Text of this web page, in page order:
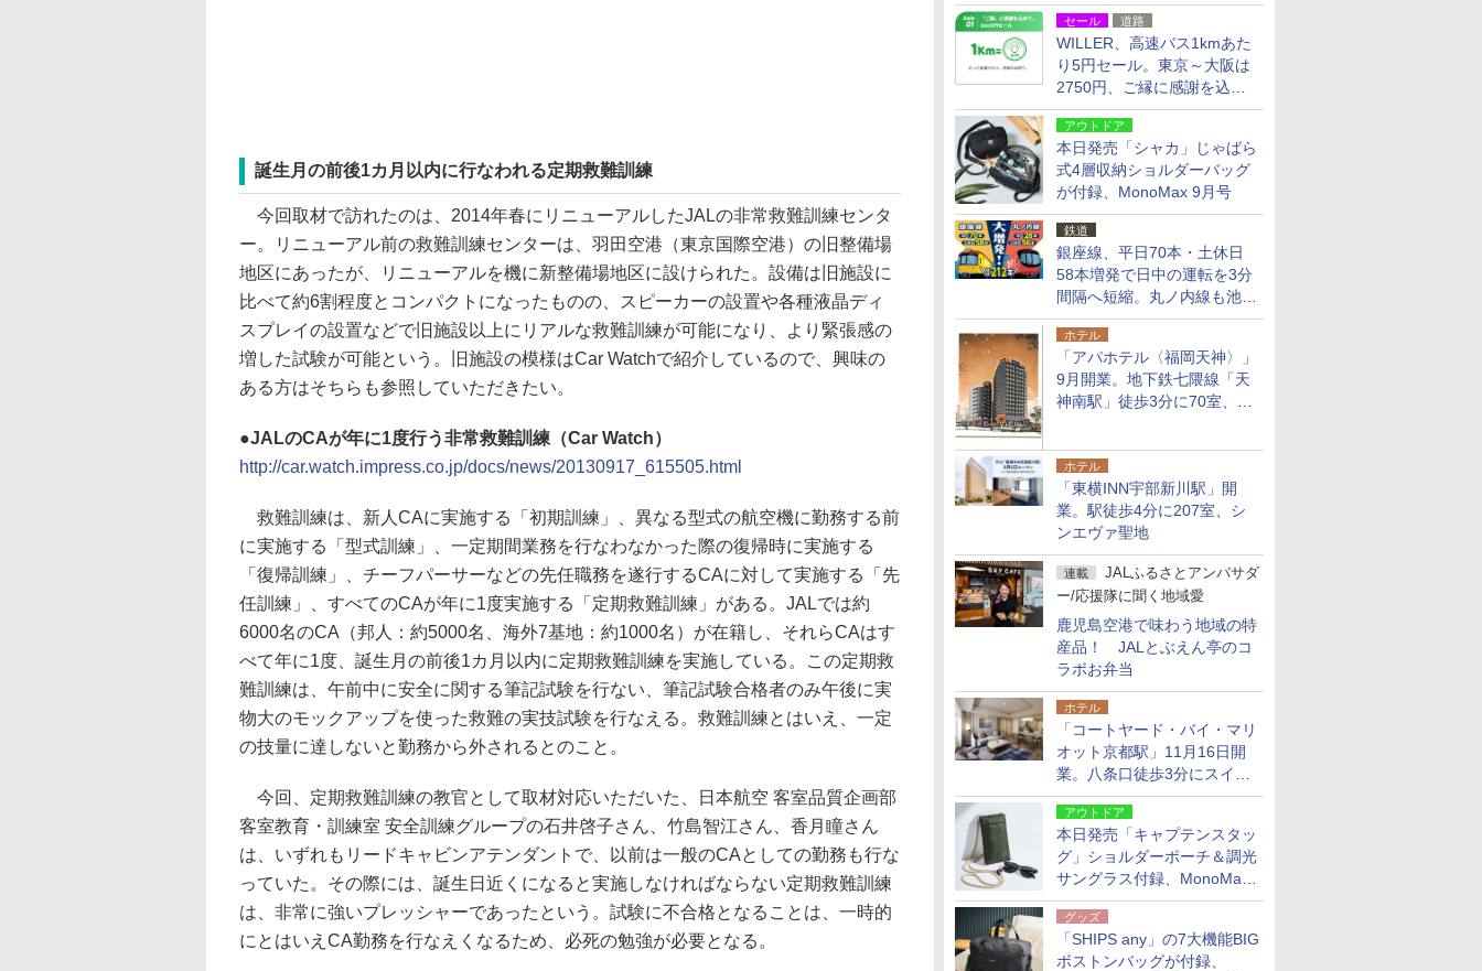
セール 道路
WILLER、高速バス1kmあた
り5円セール。東京～大阪は
2750円、ご縁に感謝を込め
た20周年記念キャンペーン
アウトドア
本日発売「シャカ」じゃばら
式4層収納ショルダーバッグ
が付録、MonoMax 9月号
鉄道
銀座線、平日70本・土休日
58本増発で日中の運転を3分
間隔へ短縮。丸ノ内線も池袋
～中野坂上を4分間隔に
ホテル
「アパホテル〈福岡天神〉」
9月開業。地下鉄七隈線「天
神南駅」徒歩3分に70室、エ
ホテル
「東横INN宇部新川駅」開
業。駅徒歩4分に207室、シ
ンエヴァ聖地
連載
JALふるさとアンバサダ
ー/応援隊に聞く地域愛
鹿児島空港で味わう地域の特
産品！ JALとぶえん亭のコ
ラボお弁当
ホテル
「コートヤード・バイ・マリ
オット京都駅」11月16日開
業。八条口徒歩3分にスイー
ト含む全270室、ダイニング
も併設
アウトドア
本日発売「キャプテンスタッ
グ」ショルダーポーチ＆調光
サングラス付録、MonoMax
9月号増刊
グッズ
「SHIPS any」の7大機能BIG
ボストンバッグが付録、
誕生月の前後1カ月以内に行なわれる定期救難訓練
今回取材で訪れたのは、2014年春にリニューアルしたJALの非常救難訓練センタ
ー。リニューアル前の救難訓練センターは、羽田空港（東京国際空港）の旧整備場
地区にあったが、リニューアルを機に新整備場地区に設けられた。設備は旧施設に
比べて約6割程度とコンパクトになったものの、スピーカーの設置や各種液晶ディ
スプレイの設置などで旧施設以上にリアルな救難訓練が可能になり、より緊張感の
増した試験が可能という。旧施設の模様はCar Watchで紹介しているので、興味の
ある方はそちらも参照していただきたい。
JALのCAが年に1度行う非常救難訓練（Car Watch）
http://car.watch.impress.co.jp/docs/news/20130917_615505.html
救難訓練は、新人CAに実施する「初期訓練」、異なる型式の航空機に勤務する前
に実施する「型式訓練」、一定期間業務を行なわなかった際の復帰時に実施する
「復帰訓練」、チーフパーサーなどの先任職務を遂行するCAに対して実施する「先
任訓練」、すべてのCAが年に1度実施する「定期救難訓練」がある。JALでは約
6000名のCA（邦人：約5000名、海外7基地：約1000名）が在籍し、それらCAはす
べて年に1度、誕生月の前後1カ月以内に定期救難訓練を実施している。この定期救
難訓練は、午前中に安全に関する筆記試験を行ない、筆記試験合格者のみ午後に実
物大のモックアップを使った救難の実技試験を行なえる。救難訓練とはいえ、一定
の技量に達しないと勤務から外されるとのこと。
今回、定期救難訓練の教官として取材対応いただいた、日本航空 客室品質企画部
客室教育・訓練室 安全訓練グループの石井啓子さん、竹島智江さん、香月瞳さん
は、いずれもリードキャビンアテンダントで、以前は一般のCAとしての勤務も行な
っていた。その際には、誕生日近くになると実施しなければならない定期救難訓練
は、非常に強いプレッシャーであったという。試験に不合格となることは、一時的
にとはいえCA勤務を行なえくなるため、必死の勉強が必要となる。